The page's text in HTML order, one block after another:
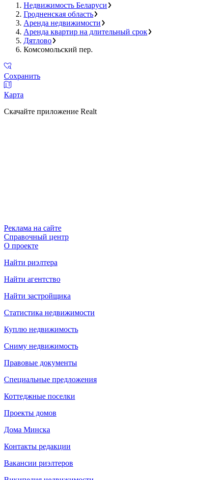
Недвижимость Беларуси
Гродненская область
Аренда недвижимости
Аренда квартир на длительный срок
Дятлово
Комсомольский пер.
Сохранить
Карта
Скачайте приложение Realt
Реклама на сайте
Справочный центр
О проекте
Найти риэлтера
Найти агентство
Найти застройщика
Статистика недвижимости
Куплю недвижимость
Сниму недвижимость
Правовые документы
Специальные предложения
Коттеджные поселки
Проекты домов
Дома Минска
Контакты редакции
Вакансии риэлтеров